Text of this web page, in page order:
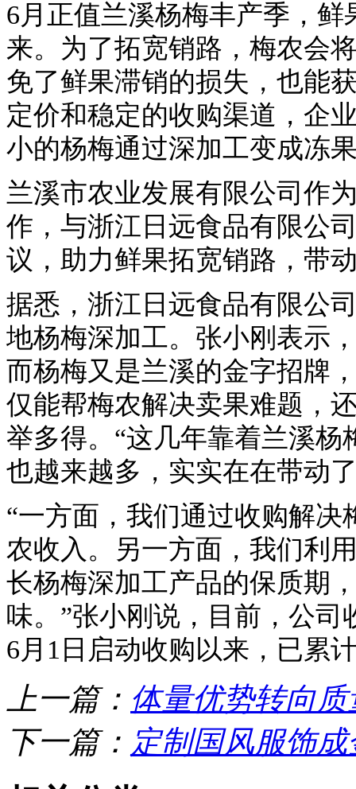
6月正值兰溪杨梅丰产季，
来。为了拓宽销路，梅农会
免了鲜果滞销的损失，也能
定价和稳定的收购渠道，企
小的杨梅通过深加工变成冻
兰溪市农业发展有限公司作
作，与浙江日远食品有限公
议，助力鲜果拓宽销路，带
据悉，浙江日远食品有限公
地杨梅深加工。张小刚表示
而杨梅又是兰溪的金字招牌
仅能帮梅农解决卖果难题，
举多得。“这几年靠着兰溪
也越来越多，实实在在带动
“一方面，我们通过收购解
农收入。另一方面，我们利
长杨梅深加工产品的保质期
味。”张小刚说，目前，公
6月1日启动收购以来，已累
上一篇： 体量优势转向
下一篇： 定制国风服饰